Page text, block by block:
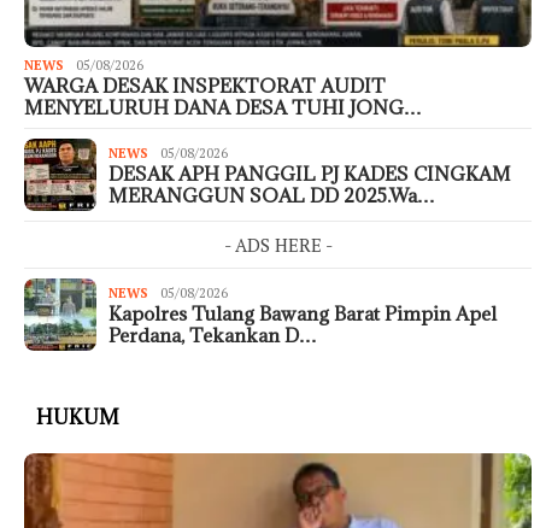
NEWS 05/08/2026
WARGA DESAK INSPEKTORAT AUDIT
MENYELURUH DANA DESA TUHI JONG…
NEWS 05/08/2026
DESAK APH PANGGIL PJ KADES CINGKAM
MERANGGUN SOAL DD 2025.Wa…
- ADS HERE -
NEWS 05/08/2026
Kapolres Tulang Bawang Barat Pimpin Apel
Perdana, Tekankan D…
HUKUM